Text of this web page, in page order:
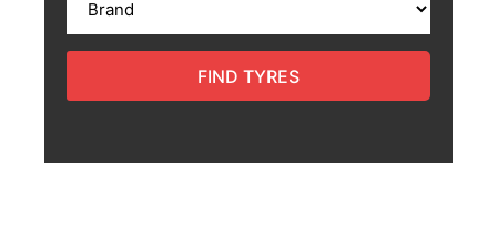
FIND TYRES